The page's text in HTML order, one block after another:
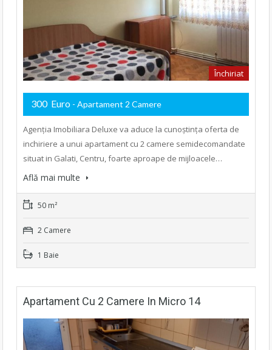
Închiriat
300 Euro - Apartament 2 Camere
Agenția Imobiliara Deluxe va aduce la cunoștința oferta de
inchiriere a unui apartament cu 2 camere semidecomandate
situat in Galati, Centru, foarte aproape de mijloacele…
Află mai multe
50 m²
2 Camere
1 Baie
Apartament Cu 2 Camere In Micro 14